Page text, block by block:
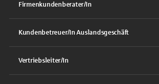
Firmenkundenberater/In
Kundenbetreuer/In Auslandsgeschäft
Vertriebsleiter/In